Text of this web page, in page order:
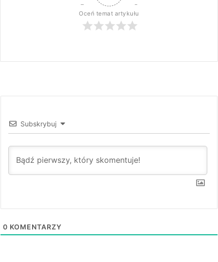
Oceń temat artykułu
Subskrybuj
0 KOMENTARZY